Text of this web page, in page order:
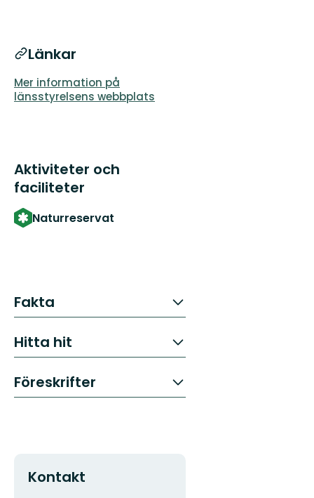
Länkar
Mer information på
länsstyrelsens webbplats
Aktiviteter och
faciliteter
Naturreservat
Fakta
Hitta hit
Föreskrifter
Kontakt